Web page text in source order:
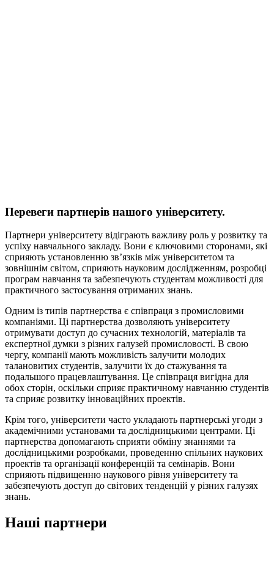
Перевеги партнерів нашого університету.
Партнери університету відіграють важливу роль у розвитку та
успіху навчального закладу. Вони є ключовими сторонами, які
сприяють установленню зв’язків між університетом та
зовнішнім світом, сприяють науковим дослідженням, розробці
програм навчання та забезпечують студентам можливості для
практичного застосування отриманих знань.
Одним із типів партнерства є співпраця з промисловими
компаніями. Ці партнерства дозволяють університету
отримувати доступ до сучасних технологій, матеріалів та
експертної думки з різних галузей промисловості. В свою
чергу, компанії мають можливість залучити молодих
талановитих студентів, залучити їх до стажування та
подальшого працевлаштування. Це співпраця вигідна для
обох сторін, оскільки сприяє практичному навчанню студентів
та сприяє розвитку інноваційних проектів.
Крім того, університети часто укладають партнерські угоди з
академічними установами та дослідницькими центрами. Ці
партнерства допомагають сприяти обміну знаннями та
дослідницькими розробками, проведенню спільних наукових
проектів та організації конференцій та семінарів. Вони
сприяють підвищенню наукового рівня університету та
забезпечують доступ до світових тенденцій у різних галузях
знань.
Наші партнери